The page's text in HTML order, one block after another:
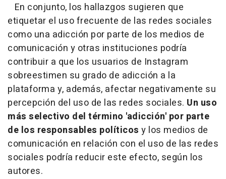
En conjunto, los hallazgos sugieren que
etiquetar el uso frecuente de las redes sociales
como una adicción por parte de los medios de
comunicación y otras instituciones podría
contribuir a que los usuarios de Instagram
sobreestimen su grado de adicción a la
plataforma y, además, afectar negativamente su
percepción del uso de las redes sociales. Un uso
más selectivo del término 'adicción' por parte
de los responsables políticos y los medios de
comunicación en relación con el uso de las redes
sociales podría reducir este efecto, según los
autores.